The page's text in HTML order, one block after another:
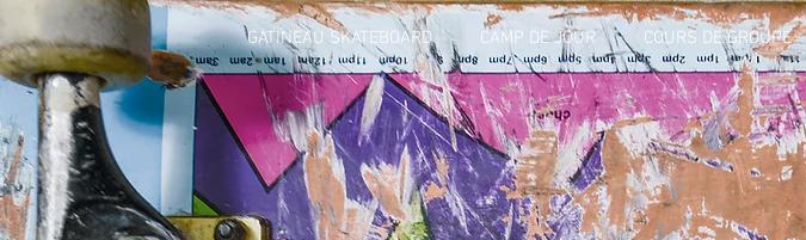
GATINEAU SKATEBOARD CAMP DE JOUR COURS DE GROUPE